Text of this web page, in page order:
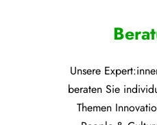
Unsere
beraten Sie
Themen